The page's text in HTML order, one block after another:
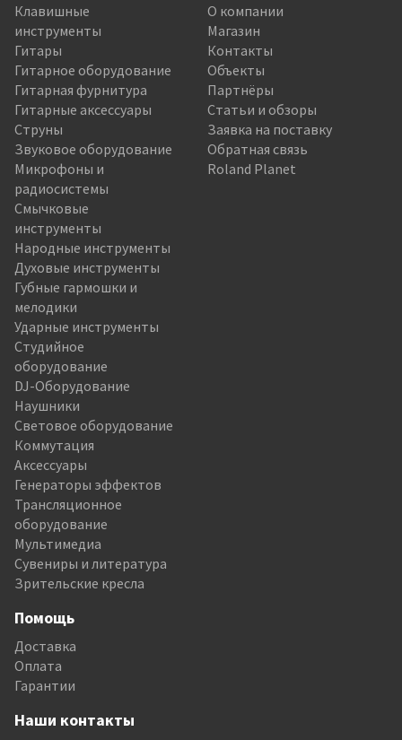
Клавишные
инструменты
Гитары
Гитарное оборудование
Гитарная фурнитура
Гитарные аксессуары
Струны
Звуковое оборудование
Микрофоны и
радиосистемы
Смычковые
инструменты
Народные инструменты
Духовые инструменты
Губные гармошки и
мелодики
Ударные инструменты
Студийное
оборудование
DJ-Оборудование
Наушники
Световое оборудование
Коммутация
Аксессуары
Генераторы эффектов
Трансляционное
оборудование
Мультимедиа
Сувениры и литература
Зрительские кресла
О компании
Магазин
Контакты
Объекты
Партнёры
Статьи и обзоры
Заявка на поставку
Обратная связь
Roland Planet
Помощь
Доставка
Оплата
Гарантии
Наши контакты